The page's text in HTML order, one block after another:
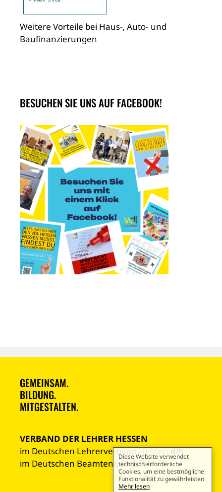
Weitere Vorteile bei Haus-, Auto- und
Baufinanzierungen
BESUCHEN SIE UNS AUF FACEBOOK!
GEMEINSAM.
BILDUNG.
MITGESTALTEN.
VERBAND DER LEHRER HESSEN
im Deutschen Lehrerverband Hessendlh
im Deutschen Beamtenbunddbb
Diese Website verwendet
technisch erforderliche
Cookies, um eine bestmögliche
Funktionalität zu gewährleisten.
Mehr lesen